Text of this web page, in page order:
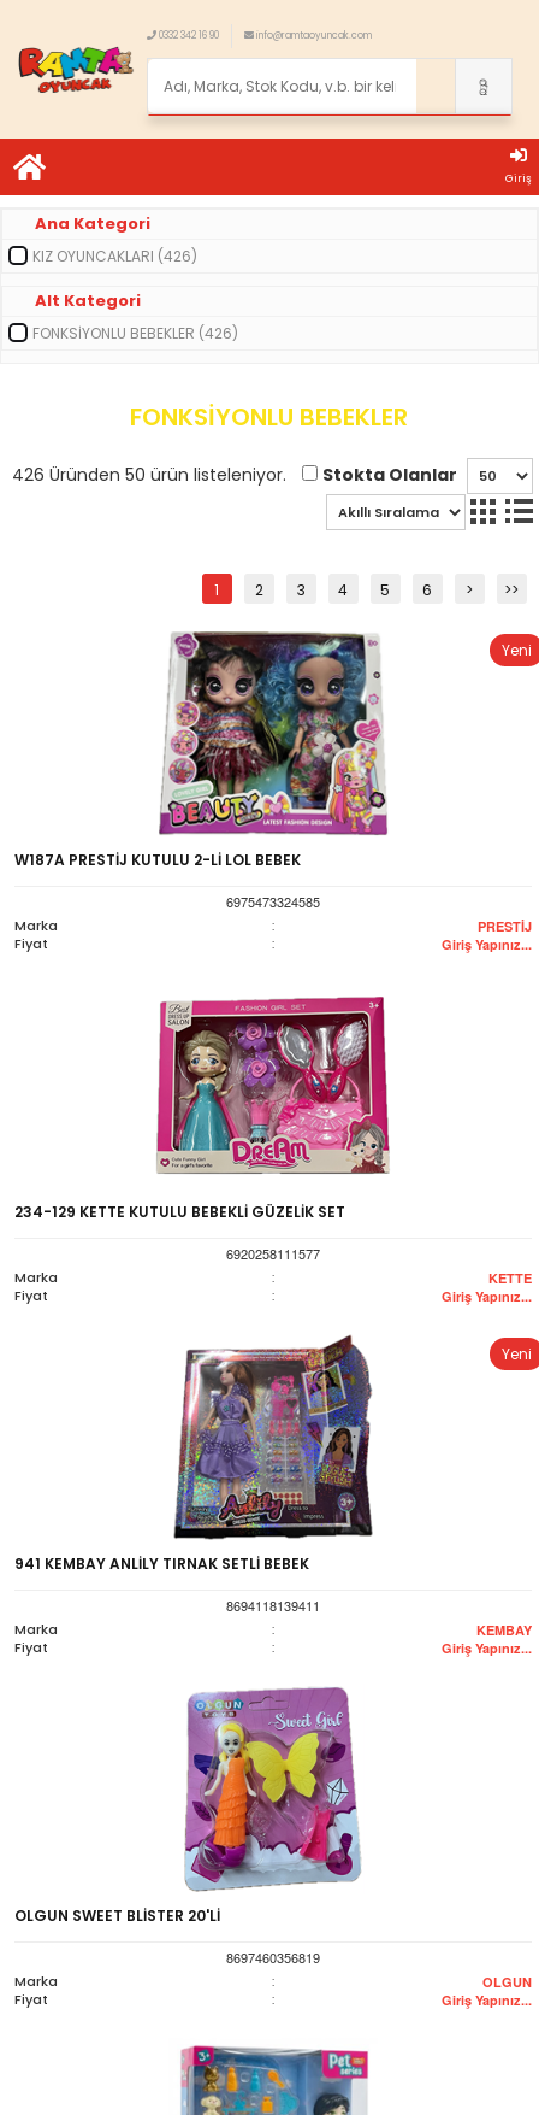
0332 342 16 90 info@ramtaoyuncak.com
Giriş
Ana Kategori
KIZ OYUNCAKLARI (426)
Alt Kategori
FONKSİYONLU BEBEKLER (426)
FONKSİYONLU BEBEKLER
426 Üründen 50 ürün listeleniyor. Stokta Olanlar
1 2 3 4 5 6 > >>
Yeni
W187A PRESTİJ KUTULU 2-Lİ LOL BEBEK
6975473324585
Marka
: PRESTİJ
Fiyat : Giriş Yapınız...
234-129 KETTE KUTULU BEBEKLİ GÜZELİK SET
6920258111577
Marka
: KETTE
Fiyat : Giriş Yapınız...
Yeni
941 KEMBAY ANLİLY TIRNAK SETLİ BEBEK
8694118139411
Marka
: KEMBAY
Fiyat : Giriş Yapınız...
OLGUN SWEET BLİSTER 20'Lİ
8697460356819
Marka
: OLGUN
Fiyat : Giriş Yapınız...